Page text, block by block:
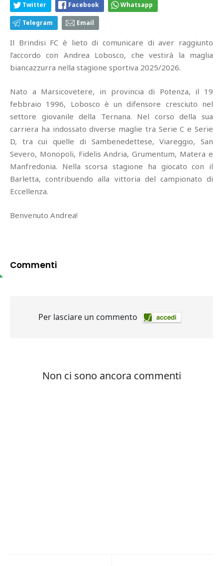
Twitter Facebook Whatsapp
Telegram Email
Il Brindisi FC è lieto di comunicare di aver raggiunto
l’accordo con Andrea Lobosco, che vestirà la maglia
biancazzurra nella stagione sportiva 2025/2026.
Nato a Marsicovetere, in provincia di Potenza, il 19
febbraio 1996, Lobosco è un difensore cresciuto nel
settore giovanile della Ternana. Nel corso della sua
carriera ha indossato diverse maglie tra Serie C e Serie
D, tra cui quelle di Sambenedettese, Viareggio, San
Severo, Monopoli, Fidelis Andria, Grumentum, Matera e
Manfredonia. Nella scorsa stagione ha giocato con il
Barletta, contribuendo alla vittoria del campionato di
Eccellenza.
Benvenuto Andrea!
Commenti